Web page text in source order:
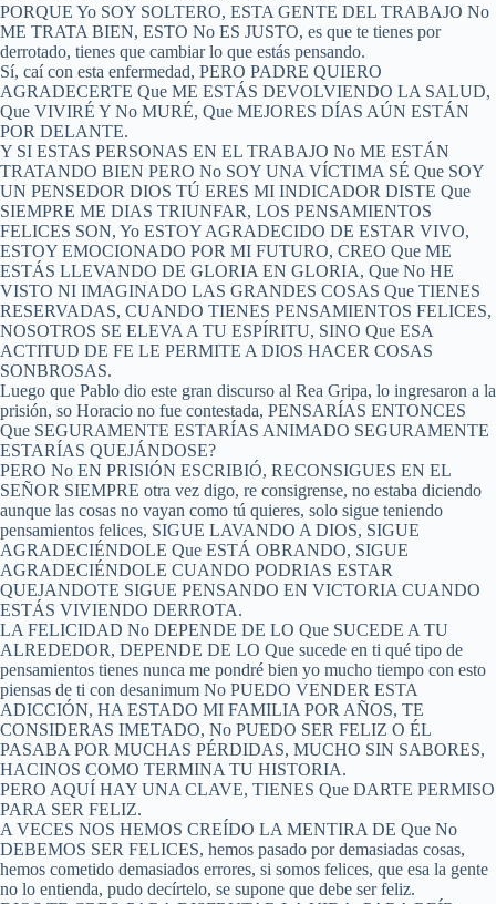
PORQUE Yo SOY SOLTERO, ESTA GENTE DEL TRABAJO No
ME TRATA BIEN, ESTO No ES JUSTO, es que te tienes por
derrotado, tienes que cambiar lo que estás pensando.
Sí, caí con esta enfermedad, PERO PADRE QUIERO
AGRADECERTE Que ME ESTÁS DEVOLVIENDO LA SALUD,
Que VIVIRÉ Y No MURÉ, Que MEJORES DÍAS AÚN ESTÁN
POR DELANTE.
Y SI ESTAS PERSONAS EN EL TRABAJO No ME ESTÁN
TRATANDO BIEN PERO No SOY UNA VÍCTIMA SÉ Que SOY
UN PENSEDOR DIOS TÚ ERES MI INDICADOR DISTE Que
SIEMPRE ME DIAS TRIUNFAR, LOS PENSAMIENTOS
FELICES SON, Yo ESTOY AGRADECIDO DE ESTAR VIVO,
ESTOY EMOCIONADO POR MI FUTURO, CREO Que ME
ESTÁS LLEVANDO DE GLORIA EN GLORIA, Que No HE
VISTO NI IMAGINADO LAS GRANDES COSAS Que TIENES
RESERVADAS, CUANDO TIENES PENSAMIENTOS FELICES,
NOSOTROS SE ELEVA A TU ESPÍRITU, SINO Que ESA
ACTITUD DE FE LE PERMITE A DIOS HACER COSAS
SONBROSAS.
Luego que Pablo dio este gran discurso al Rea Gripa, lo ingresaron a la
prisión, so Horacio no fue contestada, PENSARÍAS ENTONCES
Que SEGURAMENTE ESTARÍAS ANIMADO SEGURAMENTE
ESTARÍAS QUEJÁNDOSE?
PERO No EN PRISIÓN ESCRIBIÓ, RECONSIGUES EN EL
SEÑOR SIEMPRE otra vez digo, re consigrense, no estaba diciendo
aunque las cosas no vayan como tú quieres, solo sigue teniendo
pensamientos felices, SIGUE LAVANDO A DIOS, SIGUE
AGRADECIÉNDOLE Que ESTÁ OBRANDO, SIGUE
AGRADECIÉNDOLE CUANDO PODRIAS ESTAR
QUEJANDOTE SIGUE PENSANDO EN VICTORIA CUANDO
ESTÁS VIVIENDO DERROTA.
LA FELICIDAD No DEPENDE DE LO Que SUCEDE A TU
ALREDEDOR, DEPENDE DE LO Que sucede en ti qué tipo de
pensamientos tienes nunca me pondré bien yo mucho tiempo con esto
piensas de ti con desanimum No PUEDO VENDER ESTA
ADICCIÓN, HA ESTADO MI FAMILIA POR AÑOS, TE
CONSIDERAS IMETADO, No PUEDO SER FELIZ O ÉL
PASABA POR MUCHAS PÉRDIDAS, MUCHO SIN SABORES,
HACINOS COMO TERMINA TU HISTORIA.
PERO AQUÍ HAY UNA CLAVE, TIENES Que DARTE PERMISO
PARA SER FELIZ.
A VECES NOS HEMOS CREÍDO LA MENTIRA DE Que No
DEBEMOS SER FELICES, hemos pasado por demasiadas cosas,
hemos cometido demasiados errores, si somos felices, que esa la gente
no lo entienda, pudo decírtelo, se supone que debe ser feliz.